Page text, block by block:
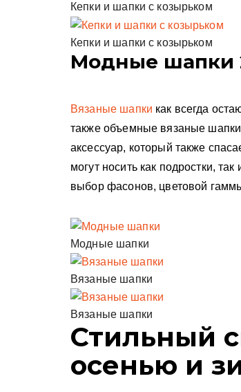
Кепки и шапки с козырьком
Кепки и шапки с козырьком
Модные шапки
Вязаные шапки как всегда
также объемные вязаные
аксессуар, который также
могут носить как подростки,
выбор фасонов, цветовой
Модные шапки
Вязаные шапки
Вязаные шапки
Стильный
осенью и